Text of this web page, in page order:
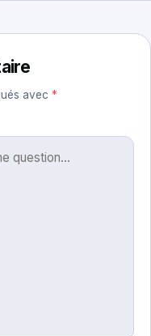
avec *